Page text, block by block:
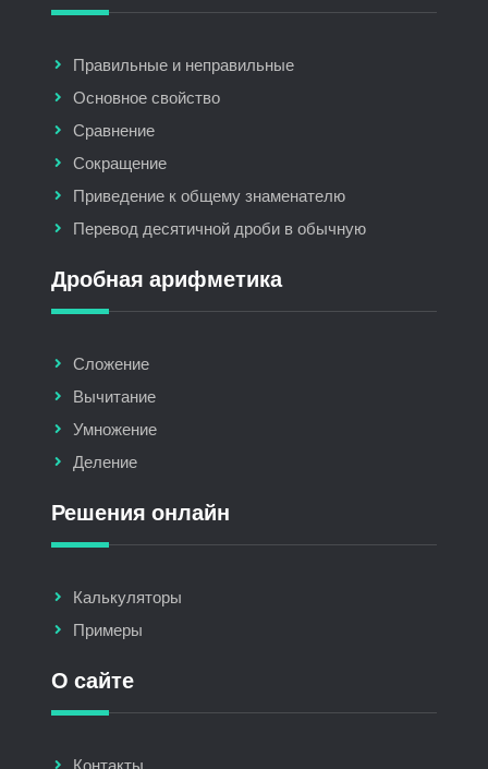
Правильные и неправильные
Основное свойство
Сравнение
Сокращение
Приведение к общему знаменателю
Перевод десятичной дроби в обычную
Дробная арифметика
Сложение
Вычитание
Умножение
Деление
Решения онлайн
Калькуляторы
Примеры
О сайте